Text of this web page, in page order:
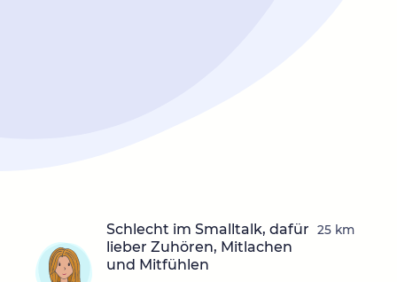
Schlecht im Smalltalk, dafür
lieber Zuhören, Mitlachen
und Mitfühlen
25 km